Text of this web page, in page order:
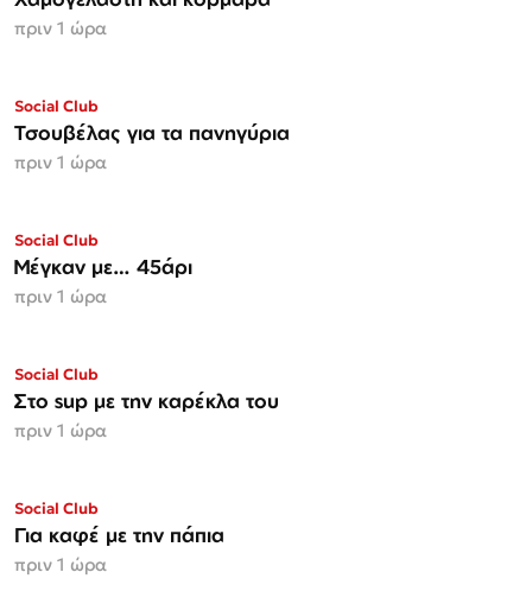
πριν 1 ώρα
Social Club
Τσουβέλας για τα πανηγύρια
πριν 1 ώρα
Social Club
Μέγκαν με… 45άρι
πριν 1 ώρα
Social Club
Στο sup με την καρέκλα του
πριν 1 ώρα
Social Club
Για καφέ με την πάπια
πριν 1 ώρα